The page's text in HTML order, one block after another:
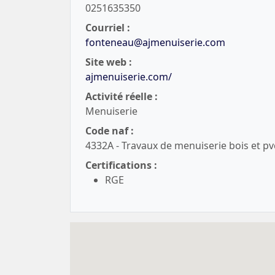
0251635350
Courriel :
fonteneau@ajmenuiserie.com
Site web :
ajmenuiserie.com/
Activité réelle :
Menuiserie
Code naf :
4332A - Travaux de menuiserie bois et
Certifications :
RGE